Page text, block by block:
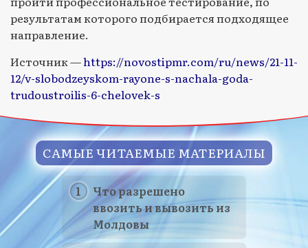
результатам которого подбирается подходящее
направление.
Источник —https://novostipmr.com/ru/news/21-11-
12/v-slobodzeyskom-rayone-s-nachala-goda-
trudoustroilis-6-chelovek-s
САМЫЕ ЧИТАЕМЫЕ МАТЕРИАЛЫ
Что разрешено
ввозить и вывозить из
Молдовы